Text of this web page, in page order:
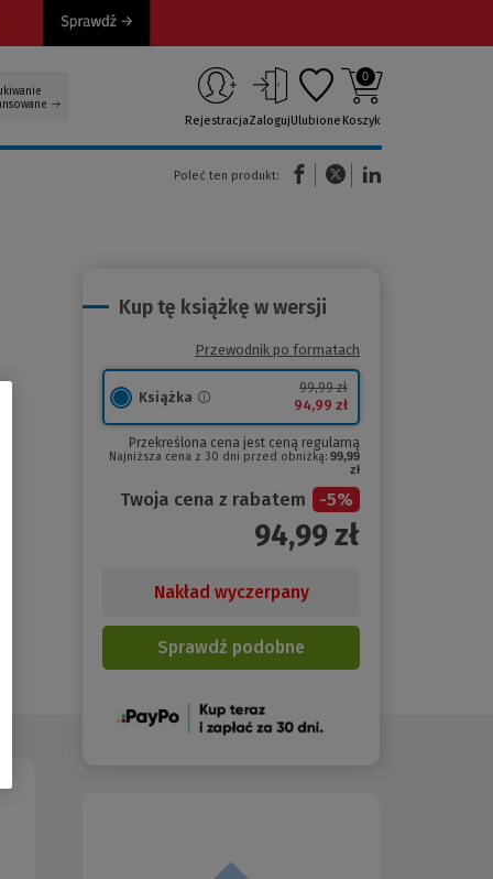
RejestracjaZalogujUlubione
0
Koszyk
Poleć ten produkt:
(Nowe okno)(Link do innej strony)
Kup tę książkę w wersji
Przewodnik po formatach
Książka
99,99 zł
94,99 zł
Przekreślona cena jest ceną regularną
Najniższa cena z 30 dni przed obniżką: 99,99
zł
Twoja cena z rabatem -5%
94,99zł
Nakład wyczerpany
Sprawdź podobne
(Nowe